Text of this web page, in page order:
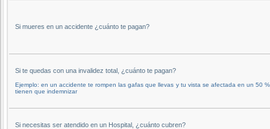
Si mueres en un accidente ¿cuánto te pagan?
Si te quedas con una invalidez total, ¿cuánto te pagan?
Ejemplo: en un accidente te rompen las gafas que llevas y tu vista se afectada en un 50
tienen que indemnizar
Si necesitas ser atendido en un Hospital, ¿cuánto cubren?